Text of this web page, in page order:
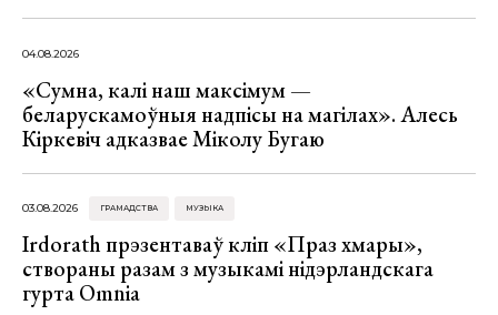
04.08.2026
«Сумна, калі наш максімум —
беларускамоўныя надпісы на магілах». Алесь
Кіркевіч адказвае Міколу Бугаю
03.08.2026 ГРАМАДСТВА МУЗЫКА
Irdorath прэзентаваў кліп «Праз хмары»,
створаны разам з музыкамі нідэрландскага
гурта Omnia